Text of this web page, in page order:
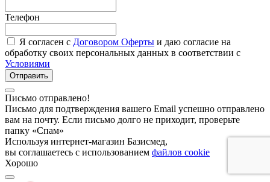
Телефон
Я согласен с Договором Оферты и даю согласие на
обработку своих персональных данных в соответствии с
Условиями
Отправить
Письмо отправлено!
Письмо для подтверждения вашего Email успешно отправлено
вам на почту. Если письмо долго не приходит, проверьте
папку «Спам»
Используя интернет-магазин Базисмед,
вы соглашаетесь с использованием файлов cookie
Хорошо